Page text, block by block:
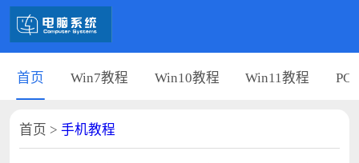
首页 Win7教程 Win10教程 Win11教程 PC
首页 > 手机教程